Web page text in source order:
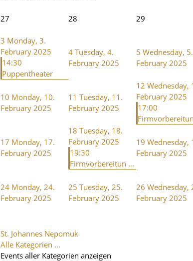
27 28 29
3 Monday, 3.
February 2025
14:30
Puppentheater
4 Tuesday, 4.
February 2025
5 Wednesday, 5.
February 2025
10 Monday, 10.
February 2025
11 Tuesday, 11.
February 2025
12 Wednesday,
February 2025
17:00
17 Monday, 17.
February 2025
18 Tuesday, 18.
February 2025
19:30
Firmvorbereitun ...
19 Wednesday,
February 2025
24 Monday, 24.
February 2025
25 Tuesday, 25.
February 2025
26 Wednesday,
February 2025
St. Johannes Nepomuk
Alle Kategorien ...
Events aller Kategorien anzeigen